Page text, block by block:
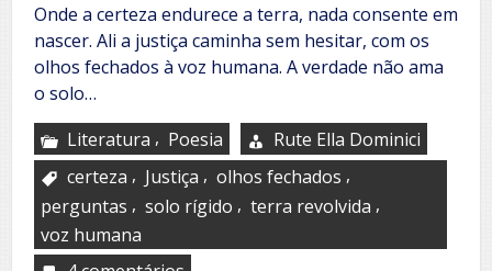
Onde a certeza endurece a terra, nada consente em
nascer. Ali a justiça caminha sem hesitar, com os
olhos fechados à voz humana. A verdade não ama
o solo…
Literatura , Poesia
Rute Ella Dominici
certeza , Justiça , olhos fechados ,
perguntas , solo rígido , terra revolvida ,
voz humana